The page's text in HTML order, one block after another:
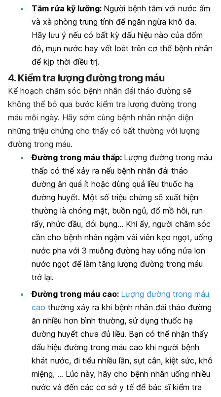
Tắm rửa kỹ lưỡng: Người bệnh tắm với nước ấm
và xà phòng trung tính để ngăn ngừa khô da.
Hãy lưu ý nếu có bất kỳ dấu hiệu nào của đốm
đỏ, mụn nước hay vết loét trên cơ thể bệnh nhân
để kịp thời điều trị.
4. Kiểm tra lượng đường trong máu
Kế hoạch chăm sóc bệnh nhân đái tháo đường sẽ
không thể bỏ qua bước kiểm tra lượng đường trong
máu mỗi ngày. Hãy sớm cùng bệnh nhân nhận diện
những triệu chứng cho thấy có bất thường với lượng
đường trong máu.
Đường trong máu thấp: Lượng đường trong máu
thấp có thể xảy ra nếu bệnh nhân đái tháo
đường ăn quá ít hoặc dùng quá liều thuốc hạ
đường huyết. Một số triệu chứng sẽ xuất hiện
thường là chóng mặt, buồn ngủ, đổ mồ hôi, run
rẩy, nhức đầu, đói bụng… Khi ấy, người chăm sóc
cần cho bệnh nhân ngậm vài viên kẹo ngọt, uống
nước pha với 3 muỗng đường hay uống nửa lon
nước ngọt để làm tăng lượng đường trong máu
trở lại.
Đường trong máu cao: Lượng đường trong máu
cao thường xảy ra khi bệnh nhân đái tháo đường
ăn nhiều hơn bình thường, sử dụng thuốc hạ
đường huyết chưa đủ liều. Bạn có thể nhận thấy
dấu hiệu đường trong máu cao khi người bệnh
khát nước, đi tiểu nhiều lần, sụt cân, kiệt sức, khô
miệng, … Lúc này, hãy cho bệnh nhân uống nhiều
nước và đến các cơ sở y tế để bác sĩ kiểm tra